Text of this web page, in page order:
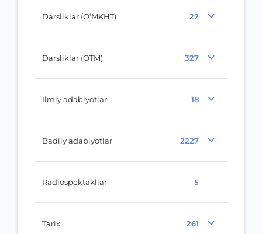
Darsliklar (O‘MKHT) 22
Darsliklar (OTM) 327
Ilmiy adabiyotlar 18
Badiiy adabiyotlar 2227
Radiospektakllar 5
Tarix 261